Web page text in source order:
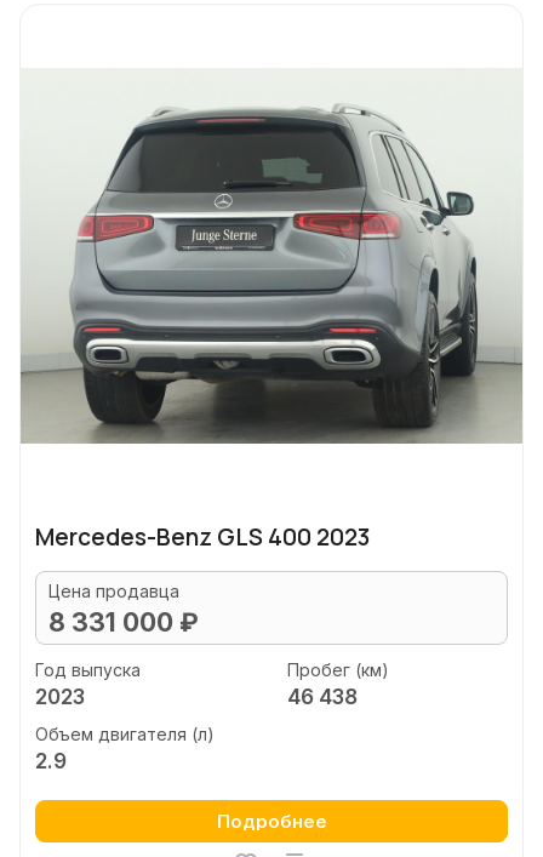
Mercedes-Benz GLS 400 2023
Цена продавца
8 331 000 ₽
Год выпуска
2023
Пробег (км)
46 438
Объем двигателя (л)
2.9
Подробнее